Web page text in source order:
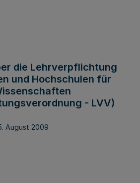
die Lehrverpflichtung
und Hochschulen für
- LVV)
August 2009